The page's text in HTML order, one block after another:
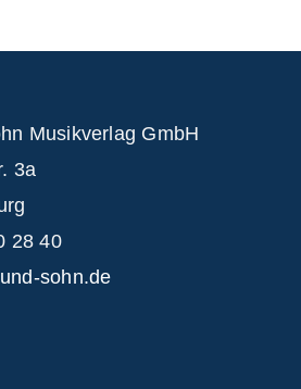
Musikverlag GmbH
3a
28 40
sohn.de